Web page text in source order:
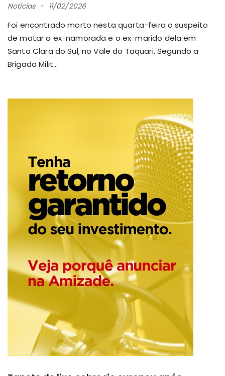
Notícias 11/02/2026
Foi encontrado morto nesta quarta-feira o suspeito
de matar a ex-namorada e o ex-marido dela em
Santa Clara do Sul, no Vale do Taquari. Segundo a
Brigada Milit...